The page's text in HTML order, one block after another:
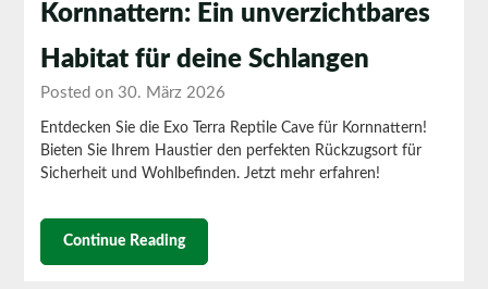
Kornnattern: Ein unverzichtbares
Habitat für deine Schlangen
Posted on 30. März 2026
Entdecken Sie die Exo Terra Reptile Cave für Kornnattern!
Bieten Sie Ihrem Haustier den perfekten Rückzugsort für
Sicherheit und Wohlbefinden. Jetzt mehr erfahren!
Continue Reading